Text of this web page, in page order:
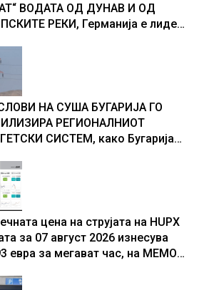
ВОДАТА ОД ДУНАВ И ОД
РЕКИ, Германија е лидер
за податоци
НА СУША БУГАРИЈА ГО
РЕГИОНАЛНИОТ
СИСТЕМ, како Бугарија
на енергија од батерии
цена на струјата на HUPX
за 07 август 2026 изнесува
евра за мегават час, на МЕМО